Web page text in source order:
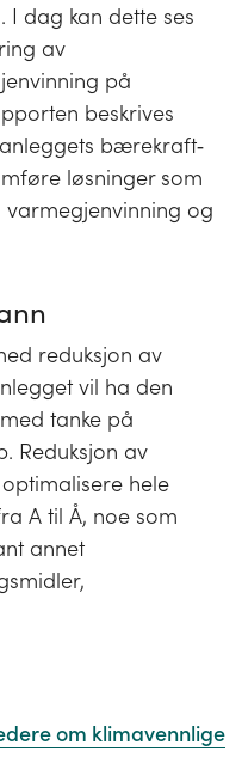
dag kan dette ses
av
på
beskrives
bærekraft‐
løsninger som
varmegjenvinning og
reduksjon av
vil ha den
tanke på
Reduksjon av
hele
A til Å, noe som
annet
om klimavennlige